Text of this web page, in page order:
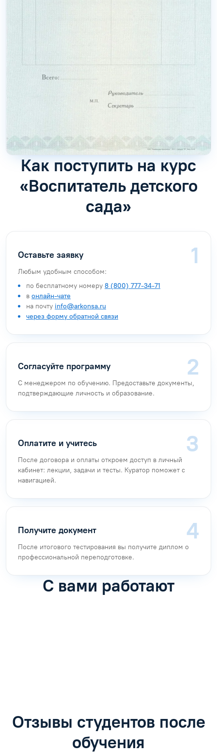
Как поступить на курс
«Воспитатель детского
сада»
Оставьте заявку
Любым удобным способом:
по бесплатному номеру 8 (800) 777-34-71
в онлайн-чате
на почту info@arkonsa.ru
через форму обратной связи
Согласуйте программу
С менеджером по обучению. Предоставьте документы,
подтверждающие личность и образование.
Оплатите и учитесь
После договора и оплаты откроем доступ в личный
кабинет: лекции, задачи и тесты. Куратор поможет с
навигацией.
Получите документ
После итогового тестирования вы получите диплом о
профессиональной переподготовке.
С вами работают
Отзывы студентов после
обучения